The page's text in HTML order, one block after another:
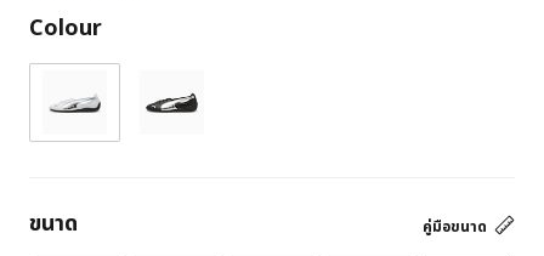
Colour
คู่มือขนาด
ขนาด